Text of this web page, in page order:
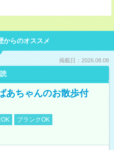
からのオススメ
掲載日：2026.08.08
あちゃんのお散歩付
ブランクOK